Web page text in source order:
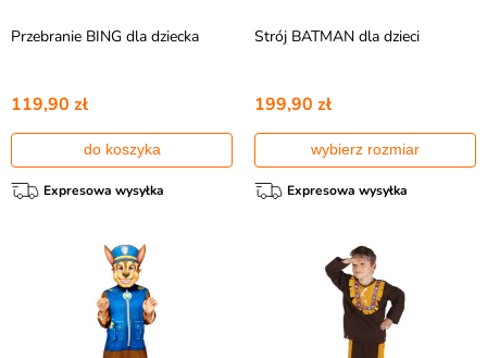
Przebranie BING dla dziecka
119,90 zł
do koszyka
Expresowa wysyłka
Strój BATMAN dla dzieci
199,90 zł
wybierz rozmiar
Expresowa wysyłka